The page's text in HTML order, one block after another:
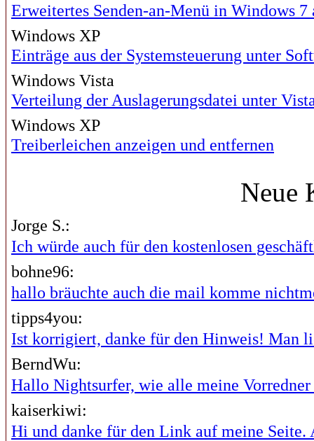
Erweitertes Senden-an-Menü in Windows 7
Windows XP
Einträge aus der Systemsteuerung unter
Windows Vista
Verteilung der Auslagerungsdatei unter
Windows XP
Treiberleichen anzeigen und entfernen
Neue
Jorge S.:
Ich würde auch für den kostenlosen
bohne96:
hallo bräuchte auch die mail komme
tipps4you:
Ist korrigiert, danke für den Hinweis! Man
BerndWu:
Hallo Nightsurfer, wie alle meine
kaiserkiwi:
Hi und danke für den Link auf meine